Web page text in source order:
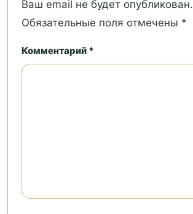
Ваш email не будет опубликован.
Обязательные поля отмечены *
Комментарий *